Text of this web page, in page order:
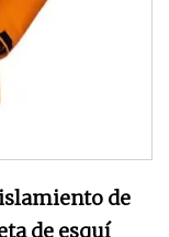
de
de esquí